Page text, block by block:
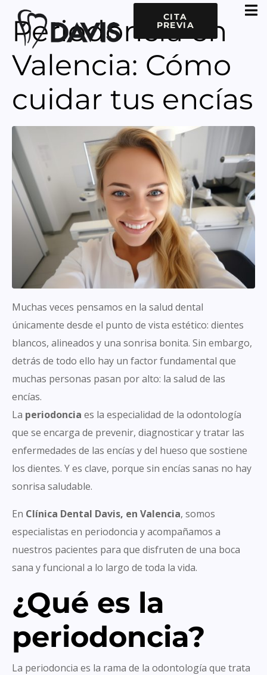
CITA
PREVIA
Periodoncia en
Valencia: Cómo
cuidar tus encías
Muchas veces pensamos en la salud dental
únicamente desde el punto de vista estético: dientes
blancos, alineados y una sonrisa bonita. Sin embargo,
detrás de todo ello hay un factor fundamental que
muchas personas pasan por alto: la salud de las
encías.
La periodoncia es la especialidad de la odontología
que se encarga de prevenir, diagnosticar y tratar las
enfermedades de las encías y del hueso que sostiene
los dientes. Y es clave, porque sin encías sanas no hay
sonrisa saludable.
En Clínica Dental Davis, en Valencia, somos
especialistas en periodoncia y acompañamos a
nuestros pacientes para que disfruten de una boca
sana y funcional a lo largo de toda la vida.
¿Qué es la
periodoncia?
La periodoncia es la rama de la odontología que trata